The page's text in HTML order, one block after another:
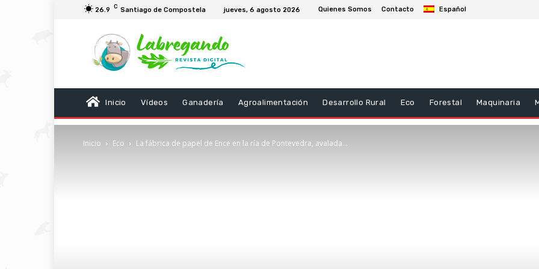
26.9 C Santiago de Compostela jueves, 6 agosto 2026 Quienes Somos Contacto Español
Inicio Vídeos Ganadería Agroalimentación Desarrollo Rural Eco Forestal Maquinaria
Inicio Eco La fábrica de papel de Ence en la ría de Pontevedra, avalada...